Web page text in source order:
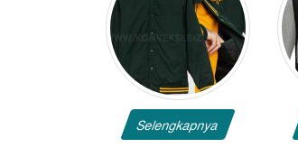
Selengkapnya